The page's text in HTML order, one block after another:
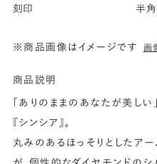
刻印
半
※商品画像はイメージです 画
商品説明
「ありのままのあなたが美し
『シンシア』。
丸みのあるほっそりとしたア